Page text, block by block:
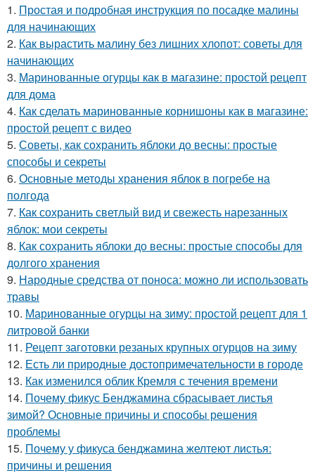
1. Простая и подробная инструкция по посадке малины
для начинающих
2. Как вырастить малину без лишних хлопот: советы для
начинающих
3. Маринованные огурцы как в магазине: простой рецепт
для дома
4. Как сделать маринованные корнишоны как в магазине:
простой рецепт с видео
5. Советы, как сохранить яблоки до весны: простые
способы и секреты
6. Основные методы хранения яблок в погребе на
полгода
7. Как сохранить светлый вид и свежесть нарезанных
яблок: мои секреты
8. Как сохранить яблоки до весны: простые способы для
долгого хранения
9. Народные средства от поноса: можно ли использовать
травы
10. Маринованные огурцы на зиму: простой рецепт для 1
литровой банки
11. Рецепт заготовки резаных крупных огурцов на зиму
12. Есть ли природные достопримечательности в городе
13. Как изменился облик Кремля с течения времени
14. Почему фикус Бенджамина сбрасывает листья
зимой? Основные причины и способы решения
проблемы
15. Почему у фикуса бенджамина желтеют листья:
причины и решения